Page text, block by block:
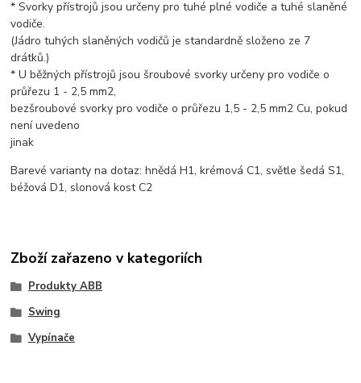
* Svorky přístrojů jsou určeny pro tuhé plné vodiče a tuhé slaněné
vodiče.
(Jádro tuhých slaněných vodičů je standardně složeno ze 7
drátků.)
* U běžných přístrojů jsou šroubové svorky určeny pro vodiče o
průřezu 1 - 2,5 mm2,
bezšroubové svorky pro vodiče o průřezu 1,5 - 2,5 mm2 Cu, pokud
není uvedeno
jinak
Barevé varianty na dotaz: hnědá H1, krémová C1, světle šedá S1,
béžová D1, slonová kost C2
Zboží zařazeno v kategoriích
Produkty ABB
Swing
Vypínače